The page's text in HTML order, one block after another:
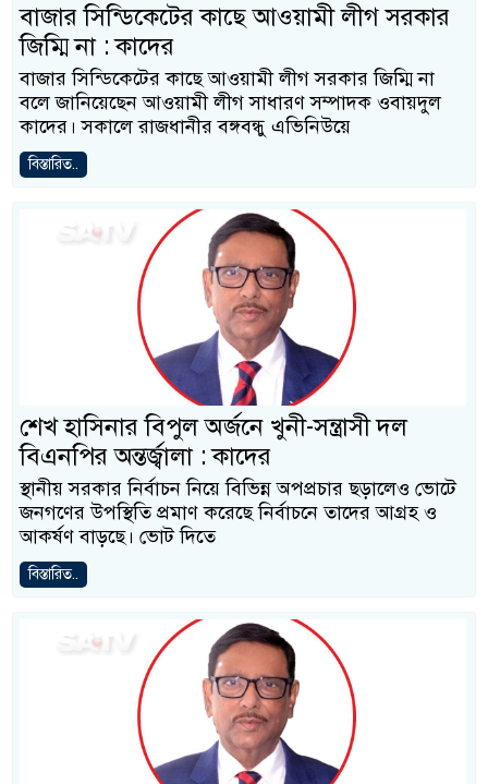
বাজার সিন্ডিকেটের কাছে আওয়ামী লীগ সরকার
জিম্মি না : কাদের
বাজার সিন্ডিকেটের কাছে আওয়ামী লীগ সরকার জিম্মি না
বলে জানিয়েছেন আওয়ামী লীগ সাধারণ সম্পাদক ওবায়দুল
কাদের। সকালে রাজধানীর বঙ্গবন্ধু এভিনিউয়ে
বিস্তারিত..
শেখ হাসিনার বিপুল অর্জনে খুনী-সন্ত্রাসী দল
বিএনপির অন্তর্জ্বালা : কাদের
স্থানীয় সরকার নির্বাচন নিয়ে বিভিন্ন অপপ্রচার ছড়ালেও ভোটে
জনগণের উপস্থিতি প্রমাণ করেছে নির্বাচনে তাদের আগ্রহ ও
আকর্ষণ বাড়ছে। ভোট দিতে
বিস্তারিত..